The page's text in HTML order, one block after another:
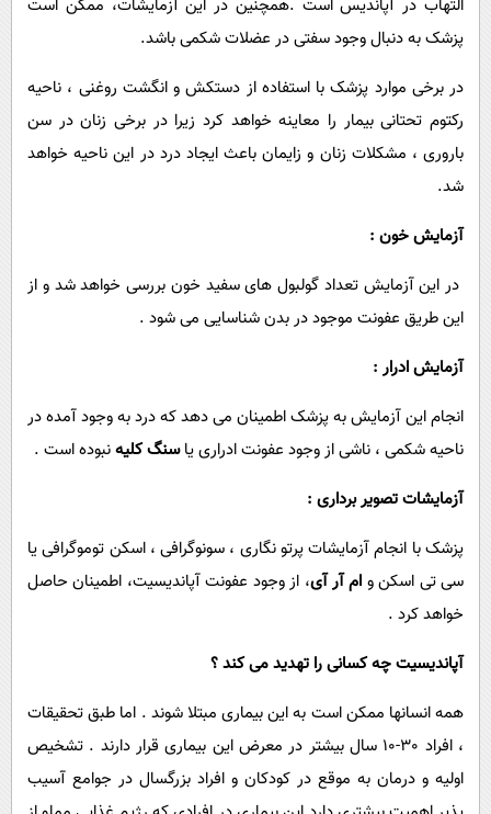
التهاب در آپاندیس است .همچنین در این آزمایشات، ممکن است
پزشک به دنبال وجود سفتی در عضلات شکمی باشد.
در برخی موارد پزشک با استفاده از دستکش و انگشت روغنی ، ناحیه
رکتوم تحتانی بیمار را معاینه خواهد کرد زیرا در برخی زنان در سن
باروری ، مشکلات زنان و زایمان باعث ایجاد درد در این ناحیه خواهد
شد.
آزمایش خون :
در این آزمایش تعداد گولبول های سفید خون بررسی خواهد شد و از
این طریق عفونت موجود در بدن شناسایی می ‎شود .
آزمایش ادرار :
انجام این آزمایش به پزشک اطمینان می ‎دهد که درد به وجود آمده در
ناحیه شکمی ، ناشی از وجود عفونت ادراری یاسنگ کلیهنبوده است .
آزمایشات تصویر برداری :
پزشک با انجام آزمایشات پرتو نگاری ، سونوگرافی ، اسکن توموگرافی یا
سی تی اسکن و ام آر آی، از وجود عفونت آپاندیسیت، اطمینان حاصل
خواهد کرد .
آپاندیسیت چه کسانی را تهدید می کند ؟
همه انسانها ممکن است به این بیماری مبتلا شوند . اما طبق تحقیقات
، افراد 30-10 سال بیشتر در معرض این بیماری قرار دارند . تشخیص
اولیه و درمان به موقع در کودکان و افراد بزرگسال در جوامع آسیب